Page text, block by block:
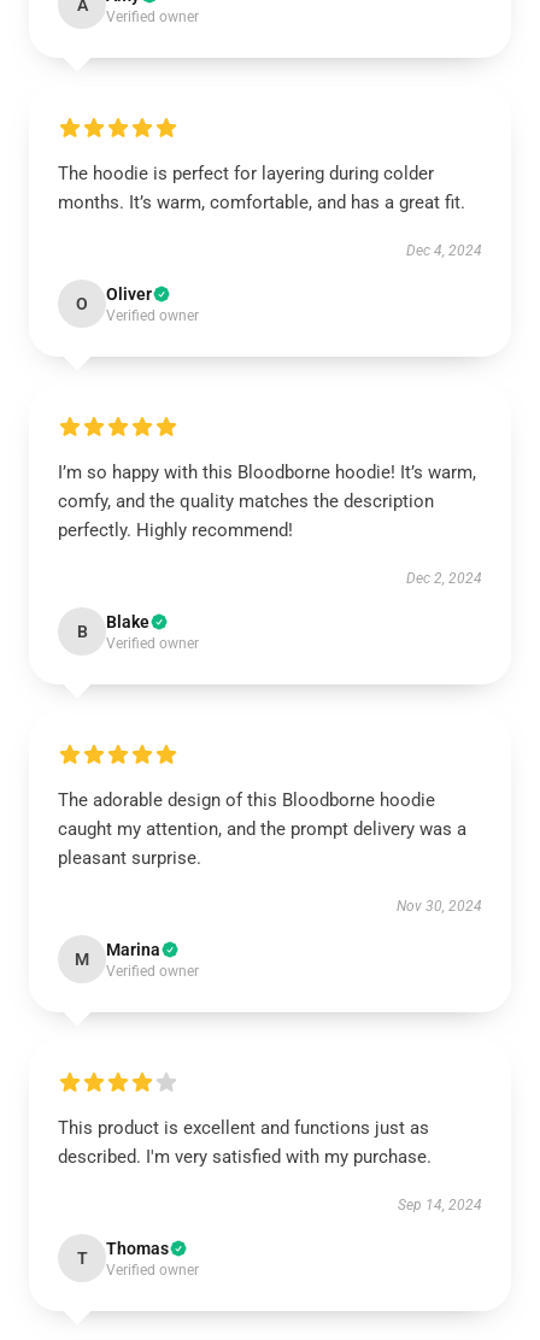
A
Verified owner
The hoodie is perfect for layering during colder
months. It’s warm, comfortable, and has a great fit.
Dec 4, 2024
O Oliver
Verified owner
I’m so happy with this Bloodborne hoodie! It’s warm,
comfy, and the quality matches the description
perfectly. Highly recommend!
Dec 2, 2024
B Blake
Verified owner
The adorable design of this Bloodborne hoodie
caught my attention, and the prompt delivery was a
pleasant surprise.
Nov 30, 2024
M Marina
Verified owner
This product is excellent and functions just as
described. I'm very satisfied with my purchase.
Sep 14, 2024
T Thomas
Verified owner